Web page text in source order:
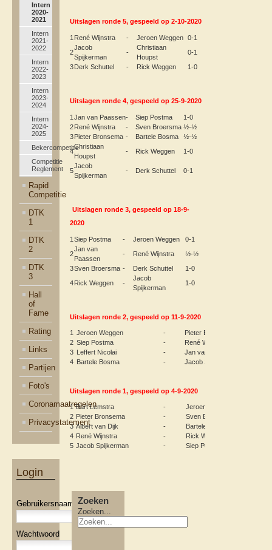
Intern
2020-
2021
Intern
2021-
2022
Intern
2022-
2023
Intern
2023-
2024
Intern
2024-
2025
Bekercompetitie
Competitie
Reglement
Rapid
Competitie
DTK
1
DTK
2
DTK
3
Hall
of
Fame
Rating
Links
Partijen
Foto's
Coronamaatregelen
Privacystatement
Login
Gebruikersnaam
Wachtwoord
Uitslagen ronde 5, gespeeld op 2-10-2020
1 René Wijnstra - Jeroen Weggen
0-1
2
Jacob
Spijkerman
-
Christiaan
Houpst
0-1
3Derk Schuttel - Rick Weggen 1-0
Uitslagen ronde 4, gespeeld op 25-9-2020
1 Jan van Paassen- Siep Postma
1-0
2René Wijnstra - Sven Broersma ½-½
3Pieter Bronsema - Bartele Bosma
½-½
4
Christiaan
Houpst
- Rick Weggen 1-0
5
Jacob
Spijkerman
- Derk Schuttel 0-1
Uitslagen ronde 3, gespeeld op 18-9-
2020
1 Siep Postma - Jeroen Weggen
0-1
2
Jan van
Paassen
- René Wijnstra
½-½
3Sven Broersma - Derk Schuttel
1-0
4Rick Weggen -
Jacob
Spijkerman
1-0
Uitslagen ronde 2, gespeeld op 11-9-2020
1 Jeroen Weggen - Pieter Bronsema
2 Siep Postma - René Wijnstra
3 Leffert Nicolai - Jan van Paassen
4 Bartele Bosma - Jacob Spijkerman
Uitslagen ronde 1, gespeeld op 4-9-2020
1 Bart Lemstra - Jeroen Weggen
2 Pieter Bronsema - Sven Broersma
3 Albert van Dijk - Bartele Bosma
4 René Wijnstra - Rick Weggen
5 Jacob Spijkerman - Siep Postma
Zoeken
Zoeken...